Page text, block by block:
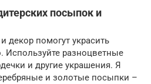
посыпок и
декор помогут украсить
Используйте разноцветные
и другие украшения. Я
и золотые посыпки –